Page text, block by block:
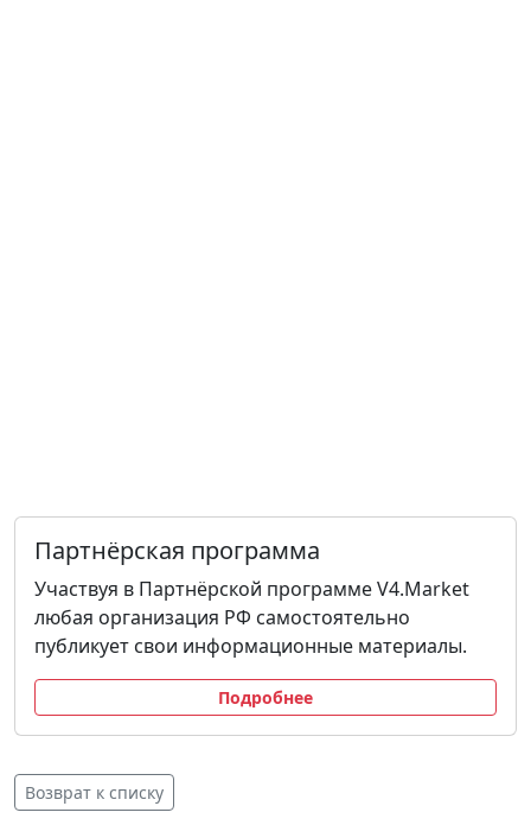
Партнёрская программа
Участвуя в Партнёрской программе V4.Market
любая организация РФ самостоятельно
публикует свои информационные материалы.
Подробнее
Возврат к списку